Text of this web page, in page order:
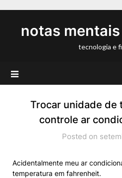
contentnotas
tecnologia e
Trocar unidade de
controle ar
Posted on
Acidentalmente meu ar
temperatura em fahrenheit.